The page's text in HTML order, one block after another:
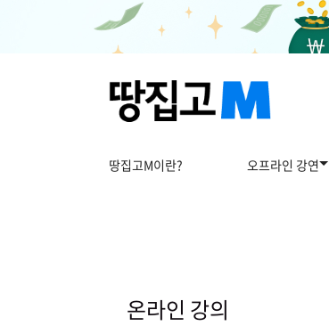
땅집고M이란? 오프라인 강연
인
온라인 강의